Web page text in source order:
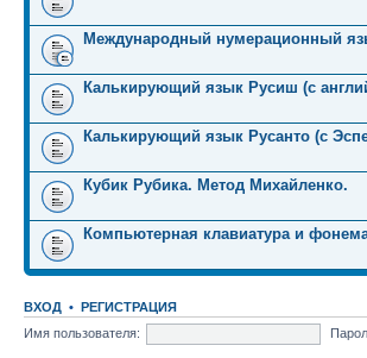
Международный нумерационный
Калькирующий язык Русиш (с
Калькирующий язык Русанто (с
Кубик Рубика. Метод Михайленко.
Компьютерная клавиатура и
ВХОД • РЕГИСТРАЦИЯ
Имя пользователя: